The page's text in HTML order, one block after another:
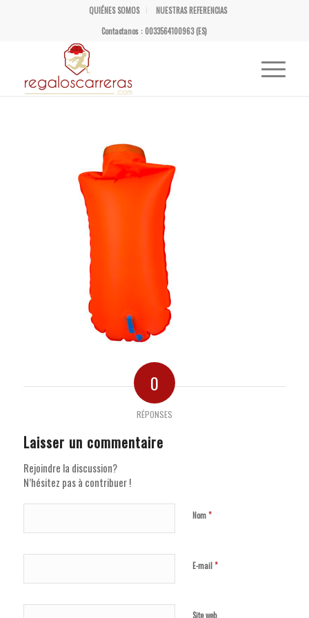
QUIÉNES SOMOS
NUESTRAS REFERENCIAS
Contactanos : 0033564100963 (ES)
0
RÉPONSES
Laisser un commentaire
Rejoindre la discussion?
N’hésitez pas à contribuer !
Nom*
E-mail*
Site web